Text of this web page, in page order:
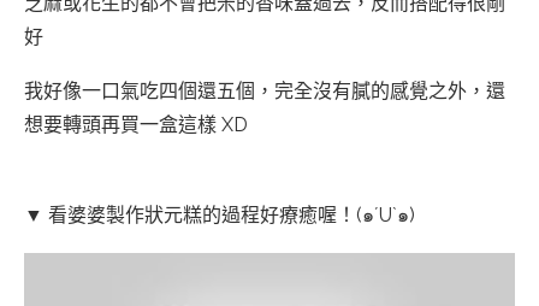
好
我好像一口氣吃四個還五個，完全沒有膩的感覺之外，還
想要轉頭再買一盒這樣 XD
▼ 看婆婆製作狀元糕的過程好療癒喔！(๑´U`๑)